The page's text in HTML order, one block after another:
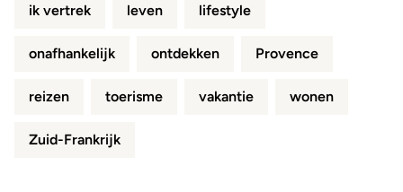
ik vertrek leven lifestyle
onafhankelijk ontdekken Provence
reizen toerisme vakantie wonen
Zuid-Frankrijk